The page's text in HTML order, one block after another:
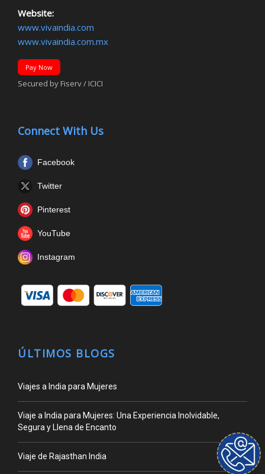
Website:
www.vivaindia.com
www.vivaindia.com.mx
Pay Now
Secured by Fiserv / ICICI
Connect With Us
Facebook
Twitter
Pinterest
YouTube
Instagram
ÚLTIMOS BLOGS
Viajes a India para Mujeres
Viaje a India para Mujeres: Una Experiencia Inolvidable,
Segura y Llena de Encanto
Viaje de Rajasthan India